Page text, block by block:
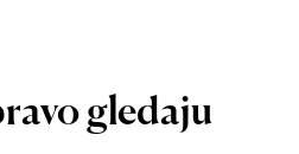
gledaju